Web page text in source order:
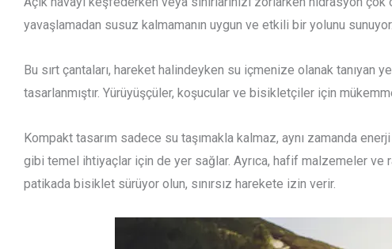
yavaşlamadan susuz kalmamanın uygun ve etkili bir yolunu sunuyor.
Bu sırt çantaları, hareket halindeyken su içmenize olanak
tasarlanmıştır. Yürüyüşçüler, koşucular ve bisikletçiler için
Kompakt tasarım sadece su taşımakla kalmaz, aynı zamanda
gibi temel ihtiyaçlar için de yer sağlar. Ayrıca, hafif malzemeler ve
patikada bisiklet sürüyor olun, sınırsız harekete izin verir.